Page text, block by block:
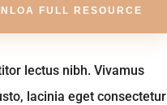
FULL RESOURCE
lectus nibh. Vivamus
lacinia eget consectetur